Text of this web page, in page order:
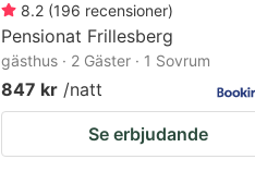
8.2 (196 recensioner)
Pensionat Frillesberg
gästhus · 2 Gäster · 1 Sovrum
847 kr /natt
Se erbjudande